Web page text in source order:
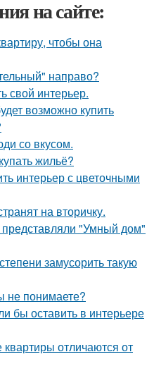
на сайте:
чтобы она
направо?
свой интерьер.
возможно купить
со вкусом.
жильё?
интерьер с цветочными
на вторичку.
представляли "Умный дом"
замусорить такую
не понимаете?
бы оставить в интерьере
отличаются от